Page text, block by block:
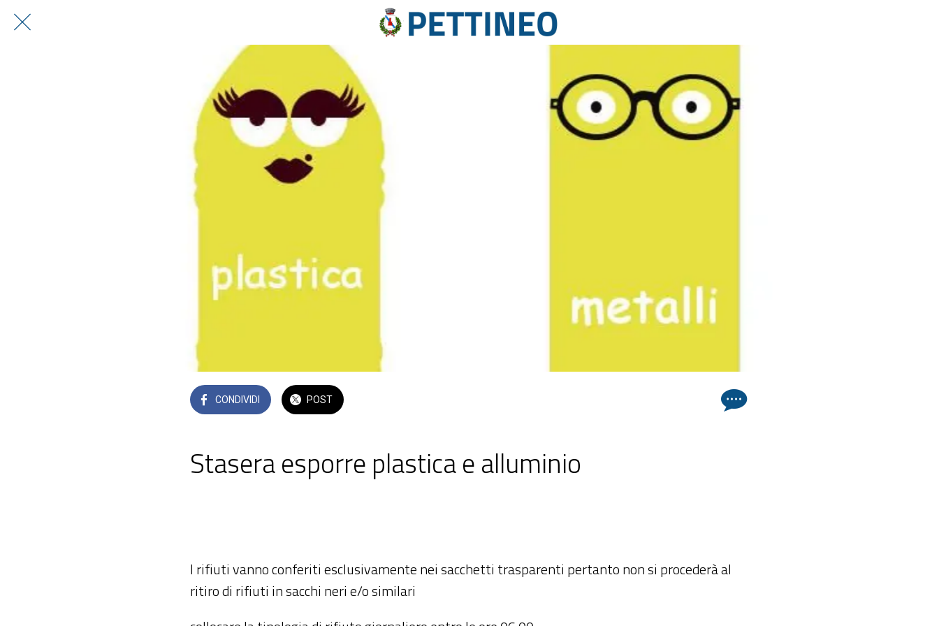
CONDIVIDI POST
Stasera esporre plastica e alluminio
I rifiuti vanno conferiti esclusivamente nei sacchetti trasparenti pertanto non si procederà al
ritiro di rifiuti in sacchi neri e/o similari